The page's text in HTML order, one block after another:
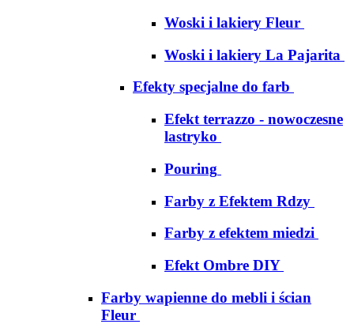
Woski i lakiery Fleur
Woski i lakiery La Pajarita
Efekty specjalne do farb
Efekt terrazzo - nowoczesne
lastryko
Pouring
Farby z Efektem Rdzy
Farby z efektem miedzi
Efekt Ombre DIY
Farby wapienne do mebli i ścian
Fleur